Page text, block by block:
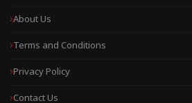
About Us
Terms and Conditions
Privacy Policy
Contact Us